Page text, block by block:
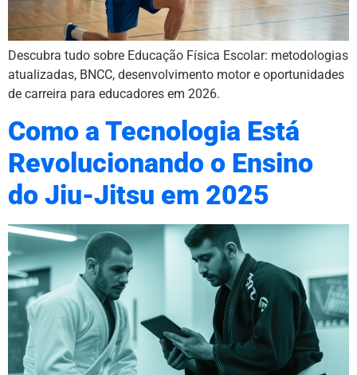
Descubra tudo sobre Educação Física Escolar: metodologias
atualizadas, BNCC, desenvolvimento motor e oportunidades
de carreira para educadores em 2026.
Como a Tecnologia Está
Revolucionando o Ensino
do Jiu-Jitsu em 2025